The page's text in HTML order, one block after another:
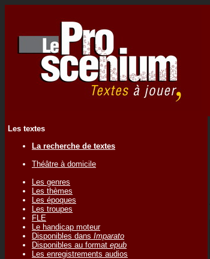
Les textes
La recherche de textes
Théâtre à domicile
Les genres
Les thèmes
Les époques
Les troupes
FLE
Le handicap moteur
Disponibles dans Imparato
Disponibles au format epub
Les enregistrements audios